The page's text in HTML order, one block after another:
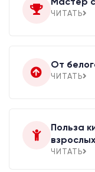
ЧИТАТЬ
От
ЧИТАТЬ
Польза
взрослых
ЧИТАТЬ